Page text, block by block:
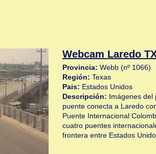
Webcam Laredo
Provincia: Webb (nº 1066)
Región: Texas
Pais: Estados Unidos
Descripción: Imágenes del
puente conecta a Laredo
Puente Internacional
cuatro puentes
frontera entre Estados